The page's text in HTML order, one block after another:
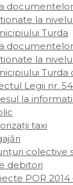
la
Turda
la
Turda
Legii nr.
la
taxi
colective
debitori
POR 2014